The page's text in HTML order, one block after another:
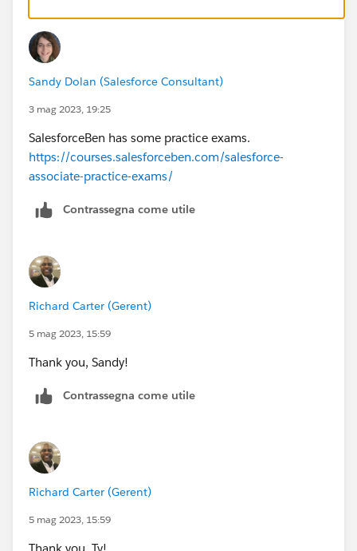
Sandy Dolan (Salesforce Consultant)
3 mag 2023, 19:25
SalesforceBen has some practice exams.
https://courses.salesforceben.com/salesforce-
associate-practice-exams/
Contrassegna come utile
Richard Carter (Gerent)
5 mag 2023, 15:59
Thank you, Sandy!
Contrassegna come utile
Richard Carter (Gerent)
5 mag 2023, 15:59